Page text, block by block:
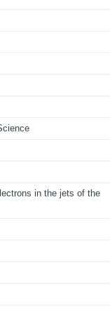
in the jets of the